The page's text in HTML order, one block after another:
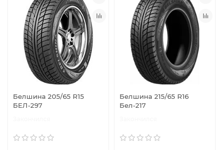
Белшина 205/65 R15
БЕЛ-297
Белшина 215/65 R16
Бел-217